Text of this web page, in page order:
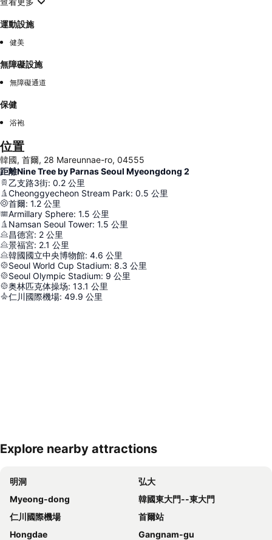
運動設施
健美
無障礙設施
無障礙通道
保健
浴袍
位置
韓國, 首爾, 28 Mareunnae-ro, 04555
距離Nine Tree by Parnas Seoul Myeongdong 2
乙支路3街: 0.2 公里
Cheonggyecheon Stream Park: 0.5 公里
首爾: 1.2 公里
Armillary Sphere: 1.5 公里
Namsan Seoul Tower: 1.5 公里
昌德宮: 2 公里
景福宮: 2.1 公里
韓國國立中央博物館: 4.6 公里
Seoul World Cup Stadium: 8.3 公里
Seoul Olympic Stadium: 9 公里
奥林匹克体操场: 13.1 公里
仁川國際機場: 49.9 公里
展開地圖
Explore nearby attractions
明洞
弘大
Myeong-dong
韓國東大門--東大門
仁川國際機場
首爾站
Hongdae
Gangnam-gu